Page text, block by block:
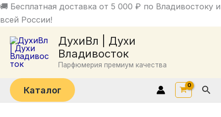
🚚 Бесплатная доставка от 5 000 ₽ по Владивостоку и
всей России!
Перейти
к
ДухиВл | Духи
Владивосток
Парфюмерия премиум качества
Каталог